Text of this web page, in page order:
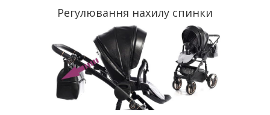
Регулювання нахилу спинки